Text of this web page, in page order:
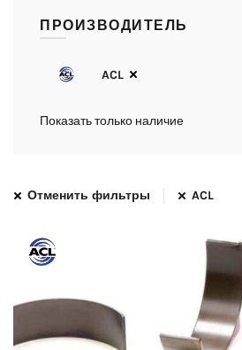
ПРОИЗВОДИТЕЛЬ
ACL
Показать только наличие
Отменить фильтры ACL